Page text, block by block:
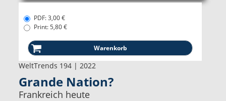
PDF: 3,00 €
Print: 5,80 €
WeltTrends 194 | 2022
Grande Nation?
Frankreich heute